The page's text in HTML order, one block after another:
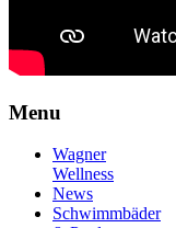
Menu
Wagner
Wellness
News
Schwimmbäder